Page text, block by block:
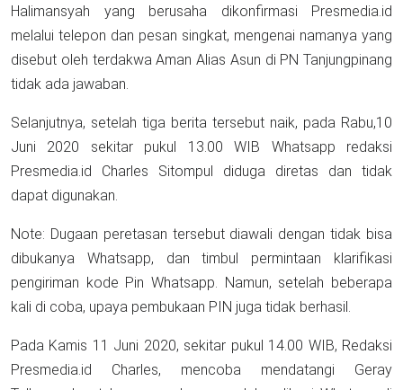
Halimansyah yang berusaha dikonfirmasi Presmedia.id
melalui telepon dan pesan singkat, mengenai namanya yang
disebut oleh terdakwa Aman Alias Asun di PN Tanjungpinang
tidak ada jawaban.
Selanjutnya, setelah tiga berita tersebut naik, pada Rabu,10
Juni 2020 sekitar pukul 13.00 WIB Whatsapp redaksi
Presmedia.id Charles Sitompul diduga diretas dan tidak
dapat digunakan.
Note: Dugaan peretasan tersebut diawali dengan tidak bisa
dibukanya Whatsapp, dan timbul permintaan klarifikasi
pengiriman kode Pin Whatsapp. Namun, setelah beberapa
kali di coba, upaya pembukaan PIN juga tidak berhasil.
Pada Kamis 11 Juni 2020, sekitar pukul 14.00 WIB, Redaksi
Presmedia.id Charles, mencoba mendatangi Geray